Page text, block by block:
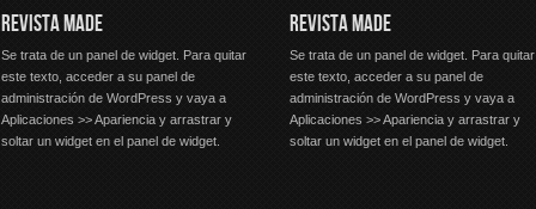
REVISTA MADE
Se trata de un panel de widget. Para quitar
este texto, acceder a su panel de
administración de WordPress y vaya a
Aplicaciones >> Apariencia y arrastrar y
soltar un widget en el panel de widget.
REVISTA MADE
Se trata de un panel de widget. Para quitar
este texto, acceder a su panel de
administración de WordPress y vaya a
Aplicaciones >> Apariencia y arrastrar y
soltar un widget en el panel de widget.